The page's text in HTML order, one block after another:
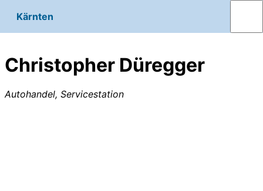
Kärnten
Christopher Düregger
Autohandel, Servicestation